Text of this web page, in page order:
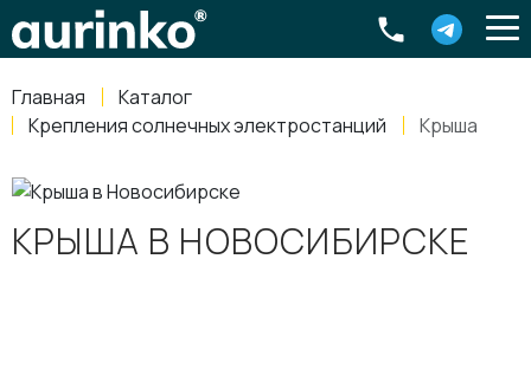
Главная
Каталог
Крепления солнечных электростанций
Крыша
КРЫША В НОВОСИБИРСКЕ
Россия, Свердловская область Екатеринбург,
8-800-770-79-40